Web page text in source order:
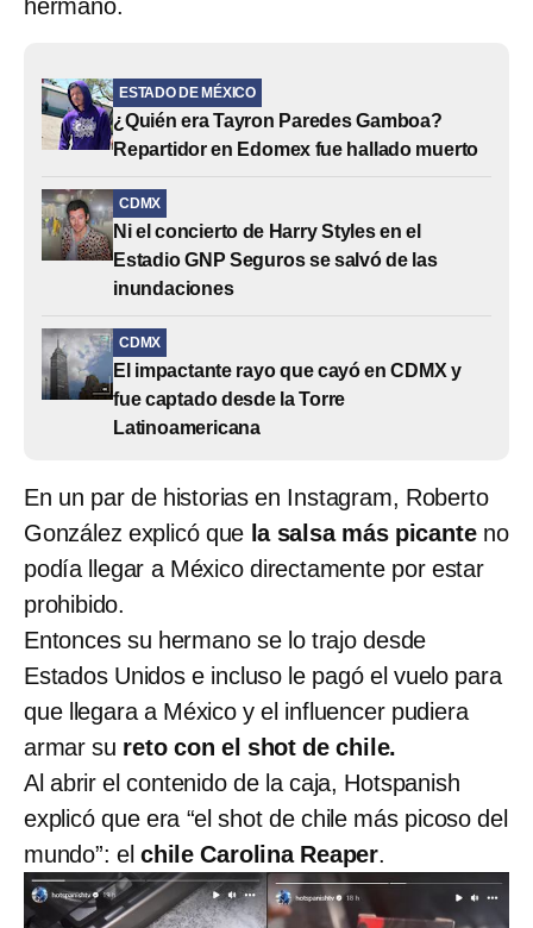
hermano.
ESTADO DE MÉXICO
¿Quién era Tayron Paredes Gamboa?
Repartidor en Edomex fue hallado muerto
CDMX
Ni el concierto de Harry Styles en el
Estadio GNP Seguros se salvó de las
inundaciones
CDMX
El impactante rayo que cayó en CDMX y
fue captado desde la Torre
Latinoamericana
En un par de historias en Instagram, Roberto
González explicó que la salsa más picanteno
podía llegar a México directamente por estar
prohibido.
Entonces su hermano se lo trajo desde
Estados Unidos e incluso le pagó el vuelo para
que llegara a México y el influencer pudiera
armar su reto con el shot de chile.
Al abrir el contenido de la caja, Hotspanish
explicó que era “el shot de chile más picoso del
mundo”: elchile Carolina Reaper.